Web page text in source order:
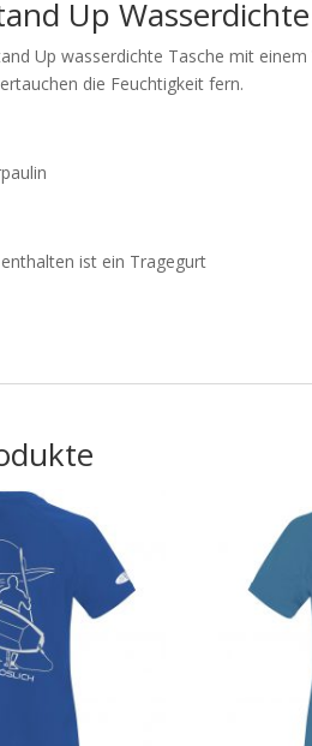
Up
Up wasserdichte Tasche mit
die Feuchtigkeit fern.
ist ein Tragegurt